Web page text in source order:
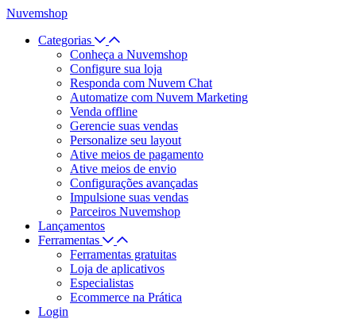
Nuvemshop
Categorias
Conheça a Nuvemshop
Configure sua loja
Responda com Nuvem Chat
Automatize com Nuvem Marketing
Venda offline
Gerencie suas vendas
Personalize seu layout
Ative meios de pagamento
Ative meios de envio
Configurações avançadas
Impulsione suas vendas
Parceiros Nuvemshop
Lançamentos
Ferramentas
Ferramentas gratuitas
Loja de aplicativos
Especialistas
Ecommerce na Prática
Login